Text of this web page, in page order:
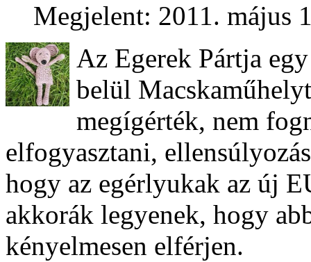
Megjelent: 2011. május
Az Egerek Pártja
belül
megígérték, nem
elfogyasztani,
hogy az egérlyukak az új
akkorák legyenek, hogy
kényelmesen elférjen.